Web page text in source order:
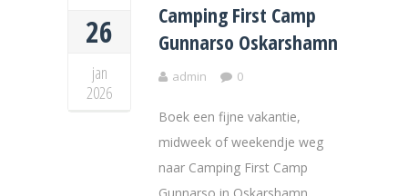
26
jan
2026
Camping First Camp
Gunnarso Oskarshamn
admin 0
Boek een fijne vakantie,
midweek of weekendje weg
naar Camping First Camp